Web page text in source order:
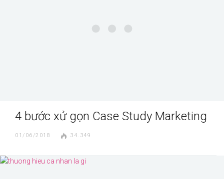
4 bước xử gọn Case Study Marketing
01/06/2018 34.349